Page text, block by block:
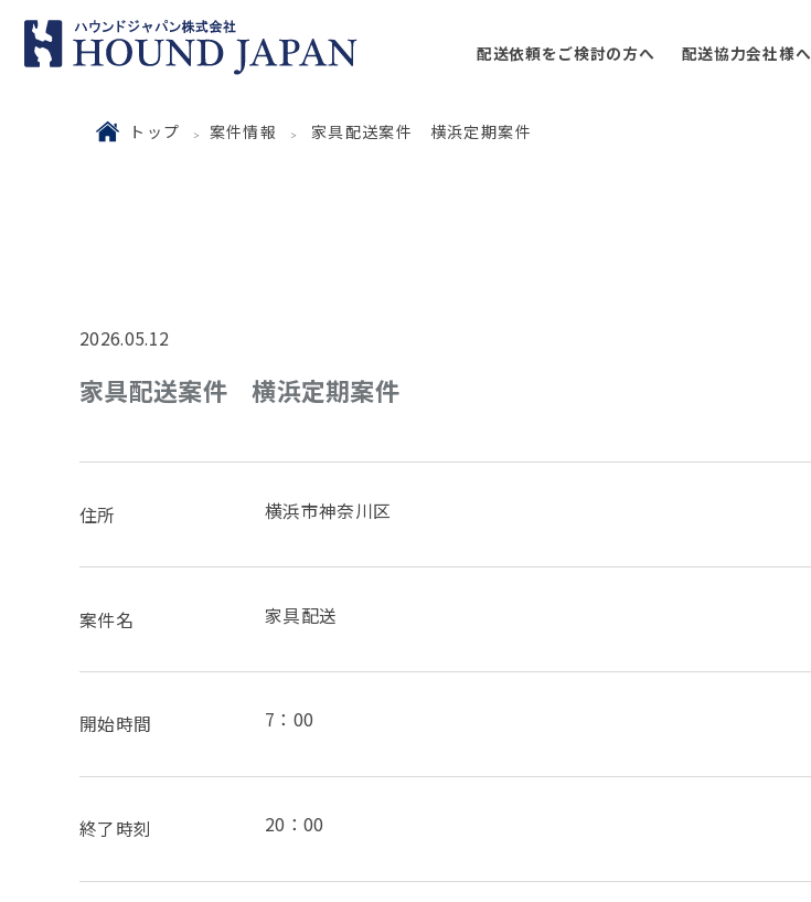
配送依頼をご検討の方へ 配送協力会社様へ
トップ 案件情報 家具配送案件 横浜定期案件
2026.05.12
家具配送案件 横浜定期案件
住所 横浜市神奈川区
案件名 家具配送
開始時間 7：00
終了時刻 20：00